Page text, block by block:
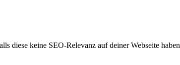
diese keine SEO-Relevanz auf deiner Webseite haben